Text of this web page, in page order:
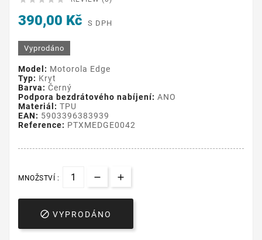
390,00 Kč S DPH
Vyprodáno
Model: Motorola Edge
Typ: Kryt
Barva: Černý
Podpora bezdrátového nabíjení: ANO
Materiál: TPU
EAN: 5903396383939
Reference: PTXMEDGE0042
MNOŽSTVÍ :
 VYPRODÁNO